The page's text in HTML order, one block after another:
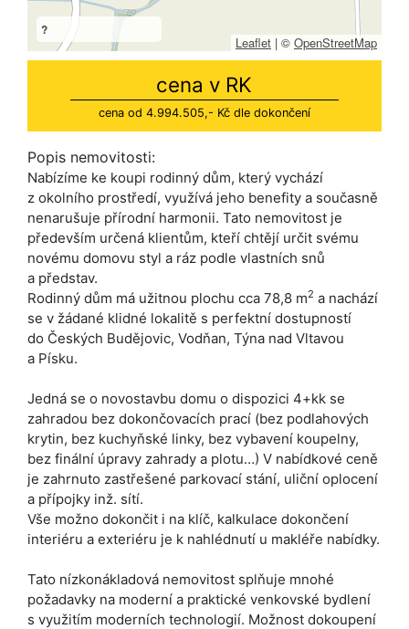
?
Leaflet | © OpenStreetMap
cena v RK
cena od 4.994.505,- Kč dle dokončení
Popis nemovitosti:
Nabízíme ke koupi rodinný dům, který vychází
z okolního prostředí, využívá jeho benefity a současně
nenarušuje přírodní harmonii. Tato nemovitost je
především určená klientům, kteří chtějí určit svému
novému domovu styl a ráz podle vlastních snů
a představ.
Rodinný dům má užitnou plochu cca 78,8 m2 a nachází
se v žádané klidné lokalitě s perfektní dostupností
do Českých Budějovic, Vodňan, Týna nad Vltavou
a Písku.
Jedná se o novostavbu domu o dispozici 4+kk se
zahradou bez dokončovacích prací (bez podlahových
krytin, bez kuchyňské linky, bez vybavení koupelny,
bez finální úpravy zahrady a plotu…) V nabídkové ceně
je zahrnuto zastřešené parkovací stání, uliční oplocení
a přípojky inž. sítí.
Vše možno dokončit i na klíč, kalkulace dokončení
interiéru a exteriéru je k nahlédnutí u makléře nabídky.
Tato nízkonákladová nemovitost splňuje mnohé
požadavky na moderní a praktické venkovské bydlení
s využitím moderních technologií. Možnost dokoupení